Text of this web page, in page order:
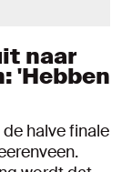
naar
'Hebben
halve finale